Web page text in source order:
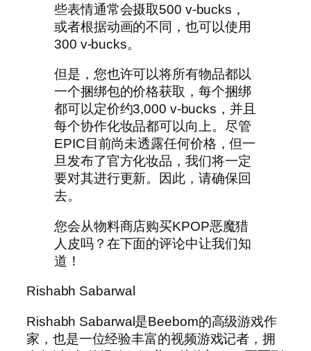
些表情通常会摄取500 v-bucks，
或者根据动画的不同，也可以使用
300 v-bucks。
但是，您也许可以将所有物品都以
一个捆绑包的价格获取，每个捆绑
都可以定价约3,000 v-bucks，并且
每个协作化妆品都可以向上。尽管
EPIC目前尚未透露任何价格，但一
旦发布了官方化妆品，我们将一定
要对其进行更新。因此，请确保回
去。
您会从物料商店购买KPOP恶魔猎
人皮吗？在下面的评论中让我们知
道！
Rishabh Sabarwal
Rishabh Sabarwal是Beebom的高级游戏作
家，也是一位经验丰富的视频游戏记者，拥